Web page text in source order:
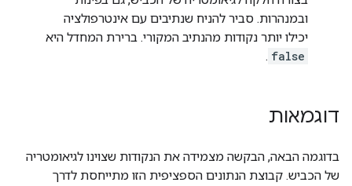
ובמנהרות. סביר להניח שנתיבים עם אינטרפולציה
יכילו יותר נקודות מהנתיב המקורי. ברירת המחדל היא
false
.
דוגמאות
בדוגמה הבאה, הבקשה מצמידה את הנקודות שצוינו לגיאומטריה
של הכביש. קבוצת הנתונים הספציפית הזו מתייחסת לדרך